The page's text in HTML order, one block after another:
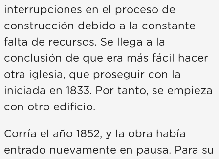
interrupciones en el proceso de
construcción debido a la constante
falta de recursos. Se llega a la
conclusión de que era más fácil hacer
otra iglesia, que proseguir con la
iniciada en 1833. Por tanto, se empieza
con otro edificio.
Corría el año 1852, y la obra había
entrado nuevamente en pausa. Para su